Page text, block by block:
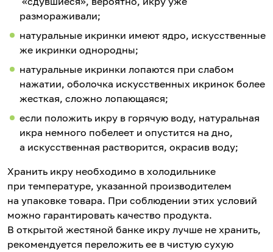
размораживали;
натуральные икринки имеют ядро, искусственные
же икринки однородны;
натуральные икринки лопаются при слабом
нажатии, оболочка искусственных икринок более
жесткая, сложно лопающаяся;
если положить икру в горячую воду, натуральная
икра немного побелеет и опустится на дно,
а искусственная растворится, окрасив воду;
Хранить икру необходимо в холодильнике
при температуре, указанной производителем
на упаковке товара. При соблюдении этих условий
можно гарантировать качество продукта.
В открытой жестяной банке икру лучше не хранить,
рекомендуется переложить ее в чистую сухую